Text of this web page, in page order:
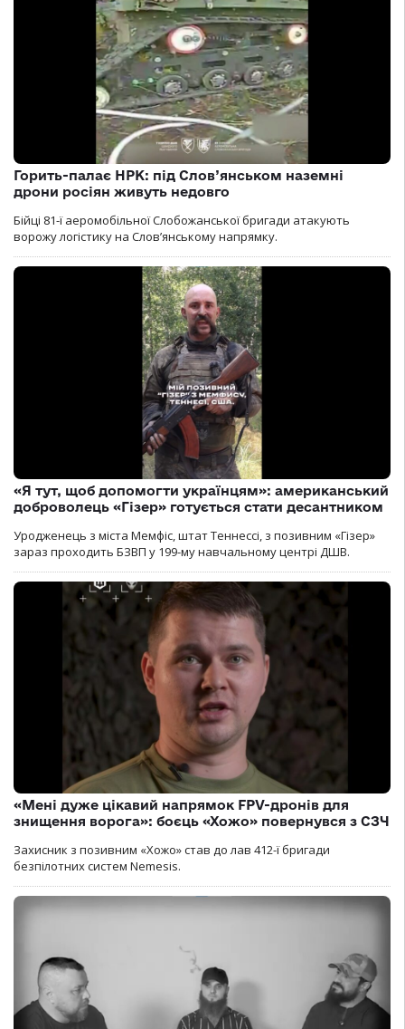
Горить-палає НРК: під Слов’янськом наземні
дрони росіян живуть недовго
Бійці 81-ї аеромобільної Слобожанської бригади атакують
ворожу логістику на Словʼянському напрямку.
«Я тут, щоб допомогти українцям»: американський
доброволець «Гізер» готується стати десантником
Уродженець з міста Мемфіс, штат Теннессі, з позивним «Гізер»
зараз проходить БЗВП у 199-му навчальному центрі ДШВ.
«Мені дуже цікавий напрямок FPV-дронів для
знищення ворога»: боєць «Хожо» повернувся з СЗЧ
Захисник з позивним «Хожо» став до лав 412-ї бригади
безпілотних систем Nemesis.